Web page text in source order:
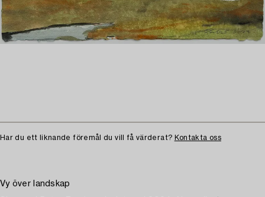
Har du ett liknande föremål du vill få värderat? Kontakta oss
Vy över landskap